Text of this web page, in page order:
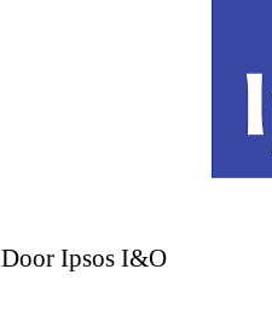
Door Ipsos I&O